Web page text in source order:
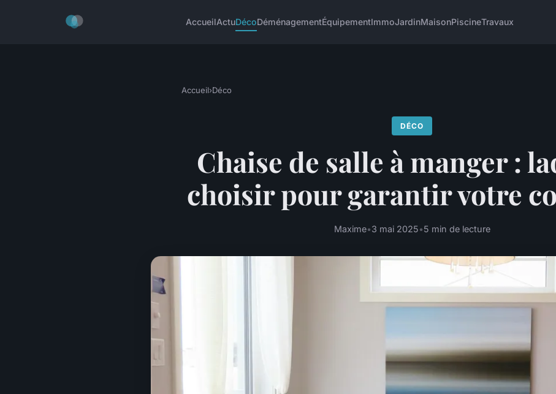
AccueilActuDécoDéménagementÉquipementImmoJardinMaisonPiscineTravaux
Accueil›Déco
DÉCO
Chaise de salle à manger :
choisir pour garantir votre
Maxime•3 mai 2025•5 min de lecture